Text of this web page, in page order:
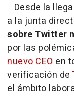
Desde la
a la junta
sobre Twitter
por las
nuevo CEO en
verificación de
el ámbito